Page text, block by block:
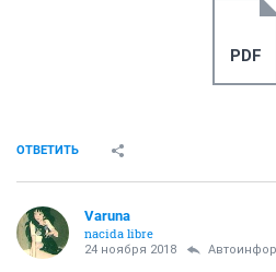
PDF
ОТВЕТИТЬ
Varuna
nacida libre
24 ноября 2018